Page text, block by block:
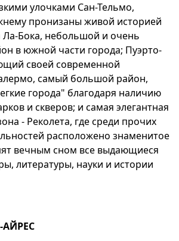
улочками Сан-Тельмо,
пронизаны живой историей
Ла-Бока, небольшой и очень
в южной части города; Пуэрто-
своей современной
самый большой район,
города" благодаря наличию
и скверов; и самая элегантная
- Реколета, где среди прочих
расположено знаменитое
вечным сном все выдающиеся
литературы, науки и истории
АЙРЕС